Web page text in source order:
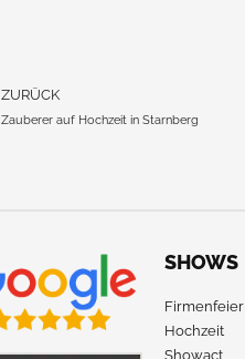
ZURÜCK
Zauberer auf Hochzeit in Starnberg
SHOWS
Firmenfeier
Hochzeit
Showact